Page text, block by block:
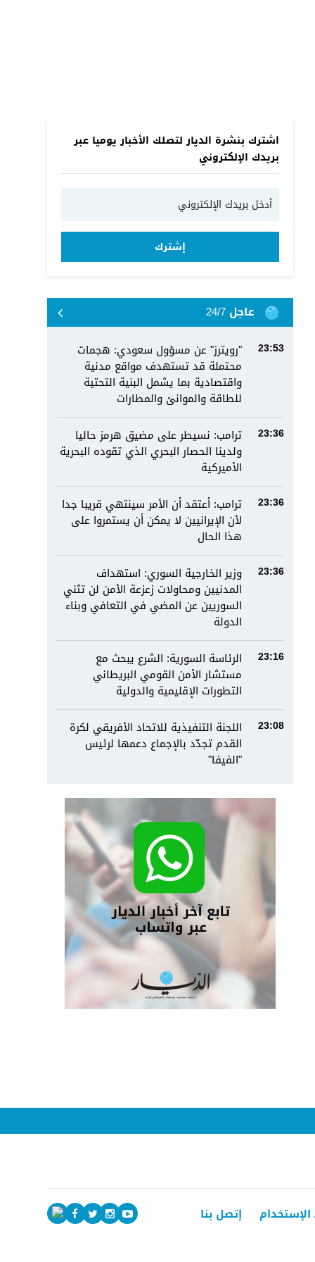
اشترك بنشرة الديار لتصلك الأخبار يوميا عبر
بريدك الإلكتروني
إشترك
عاجل 24/7
23:53
"رويترز" عن مسؤول سعودي: هجمات
محتملة قد تستهدف مواقع مدنية
واقتصادية بما يشمل البنية التحتية
للطاقة والموانئ والمطارات
23:36
ترامب: نسيطر على مضيق هرمز حاليا
ولدينا الحصار البحري الذي تقوده البحرية
الأميركية
23:36
ترامب: أعتقد أن الأمر سينتهي قريبا جدا
لأن الإيرانيين لا يمكن أن يستمروا على
هذا الحال
23:36
وزير الخارجية السوري: استهداف
المدنيين ومحاولات زعزعة الأمن لن تثني
السوريين عن المضي في التعافي وبناء
الدولة
23:16
الرئاسة السورية: الشرع يبحث مع
مستشار الأمن القومي البريطاني
التطورات الإقليمية والدولية
23:08
اللجنة التنفيذية للاتحاد الأفريقي لكرة
القدم تجدّد بالإجماع دعمها لرئيس
"الفيفا"
إتصل بنا